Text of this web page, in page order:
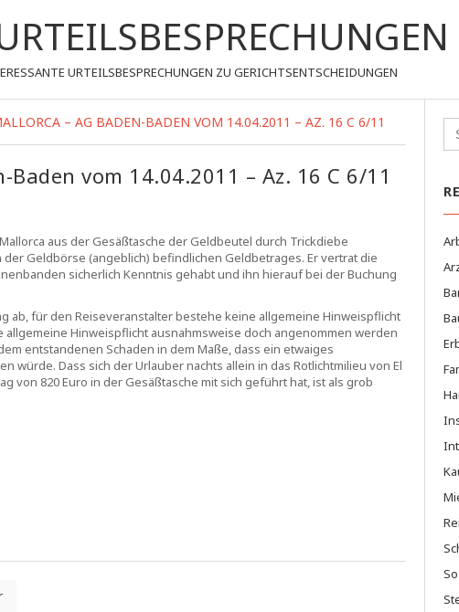
URTEILSBESPRECHUNGEN ZU GERICHTSENTSCHEIDUNGEN
– AG BADEN-BADEN VOM 14.04.2011 – AZ. 16 C 6/11
vom 14.04.2011 – Az. 16 C 6/11
aus der Gesäßtasche der Geldbeutel durch Trickdiebe
Geldbörse (angeblich) befindlichen Geldbetrages. Er vertrat die
sicherlich Kenntnis gehabt und ihn hierauf bei der Buchung
ab, für den Reiseveranstalter bestehe keine allgemeine Hinweispflicht
Hinweispflicht ausnahmsweise doch angenommen werden
entstandenen Schaden in dem Maße, dass ein etwaiges
Dass sich der Urlauber nachts allein in das Rotlichtmilieu von El
von 820 Euro in der Gesäßtasche mit sich geführt hat, ist als grob